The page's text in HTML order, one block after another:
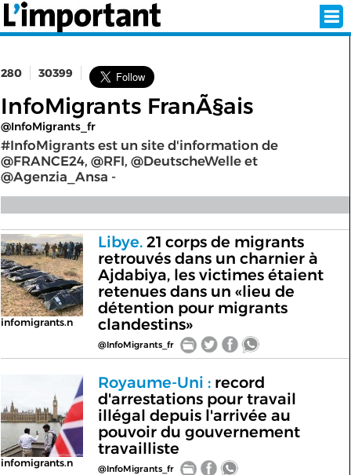
CONNEXION
SÉLECTION DE L'ÉTÉ
ABONNEZ-VOUS À LA NEWSLETTER!
SUIVEZ NOUS:
< RETOUR À L'ACCUEIL
280 30399
InfoMigrants FranÃ§ais
@InfoMigrants_fr
#InfoMigrants est un site d'information de
@FRANCE24, @RFI, @DeutscheWelle et
@Agenzia_Ansa -
infomigrants.n
Libye.21 corps de migrants
retrouvés dans un charnier à
Ajdabiya, les victimes étaient
retenues dans un «lieu de
détention pour migrants
clandestins»
@InfoMigrants_fr
infomigrants.n
Royaume-Uni :record
d'arrestations pour travail
illégal depuis l'arrivée au
pouvoir du gouvernement
travailliste
@InfoMigrants_fr